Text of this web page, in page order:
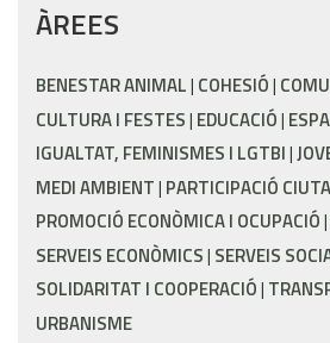
ÀREES
BENESTAR ANIMAL COHESIÓ
CULTURA I FESTES EDUCACIÓ
IGUALTAT, FEMINISMES I LGTBI
MEDI AMBIENT PARTICIPACIÓ
PROMOCIÓ ECONÒMICA I OCUPACIÓ
SERVEIS ECONÒMICS SERVEIS
SOLIDARITAT I COOPERACIÓ
URBANISME